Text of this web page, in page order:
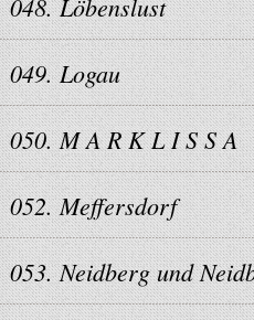
048. Löbenslust
049. Logau
050. M A R K L I S S A
052. Meffersdorf
053. Neidberg und